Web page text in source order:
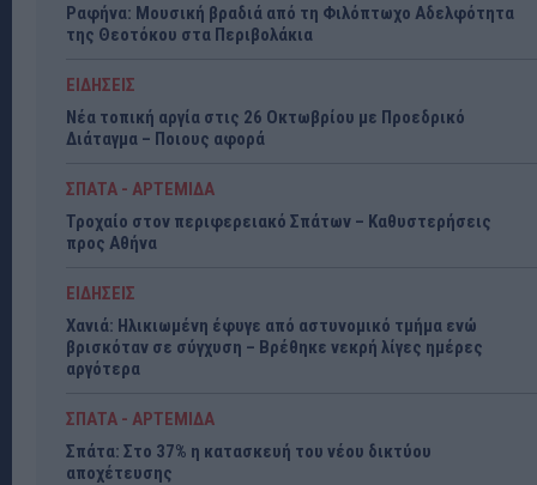
Ραφήνα: Μουσική βραδιά από τη Φιλόπτωχο Αδελφότητα
της Θεοτόκου στα Περιβολάκια
ΕΙΔΗΣΕΙΣ
Νέα τοπική αργία στις 26 Οκτωβρίου με Προεδρικό
Διάταγμα – Ποιους αφορά
ΣΠΑΤΑ - ΑΡΤΕΜΙΔΑ
Τροχαίο στον περιφερειακό Σπάτων – Καθυστερήσεις
προς Αθήνα
ΕΙΔΗΣΕΙΣ
Χανιά: Ηλικιωμένη έφυγε από αστυνομικό τμήμα ενώ
βρισκόταν σε σύγχυση – Βρέθηκε νεκρή λίγες ημέρες
αργότερα
ΣΠΑΤΑ - ΑΡΤΕΜΙΔΑ
Σπάτα: Στο 37% η κατασκευή του νέου δικτύου
αποχέτευσης